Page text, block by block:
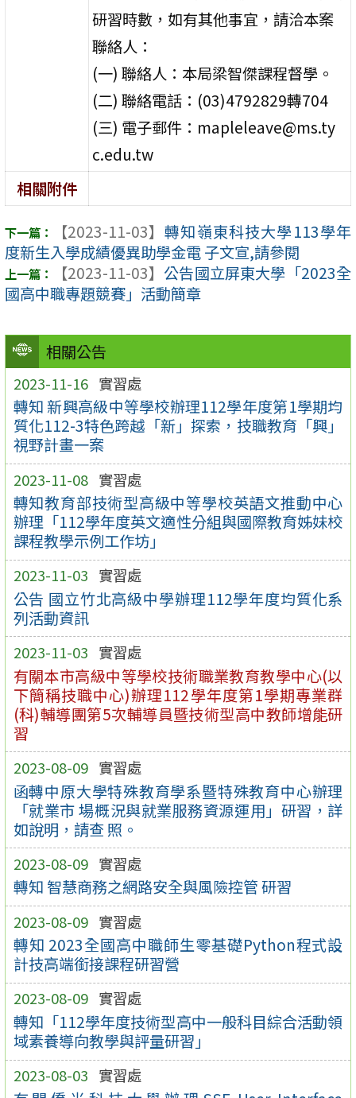
相關公告
2023-11-16 實習處
轉知 新興高級中等學校辦理112學年度第1學期均
質化112-3特色跨越「新」探索，技職教育「興」
視野計畫一案
2023-11-08 實習處
轉知教育部技術型高級中等學校英語文推動中心
辦理「112學年度英文適性分組與國際教育姊妹校
課程教學示例工作坊」
2023-11-03 實習處
公告 國立竹北高級中學辦理112學年度均質化系
列活動資訊
2023-11-03 實習處
有關本市高級中等學校技術職業教育教學中心(以
下簡稱技職中心)辦理112學年度第1學期專業群
(科)輔導團第5次輔導員暨技術型高中教師增能研
習
2023-08-09 實習處
函轉中原大學特殊教育學系暨特殊教育中心辦理
「就業市 場概況與就業服務資源運用」研習，詳
如說明，請查 照。
2023-08-09 實習處
轉知 智慧商務之網路安全與風險控管 研習
2023-08-09 實習處
轉知 2023全國高中職師生零基礎Python程式設
計技高端銜接課程研習營
2023-08-09 實習處
轉知「112學年度技術型高中一般科目綜合活動領
域素養導向教學與評量研習」
2023-08-03 實習處
研習時數，如有其他事宜，請洽本案
聯絡人：
(一) 聯絡人：本局梁智傑課程督學。
(二) 聯絡電話：(03)4792829轉704
(三) 電子郵件：mapleleave@ms.ty
c.edu.tw
相關附件
【2023-11-03】 轉知嶺東科技大學113學年
度新生入學成績優異助學金電 子文宣,請參閱
【2023-11-03】 公告國立屏東大學「2023全
國高中職專題競賽」活動簡章